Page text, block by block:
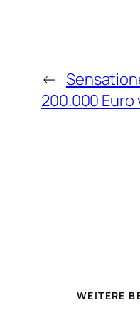
←
200.000
WEITERE